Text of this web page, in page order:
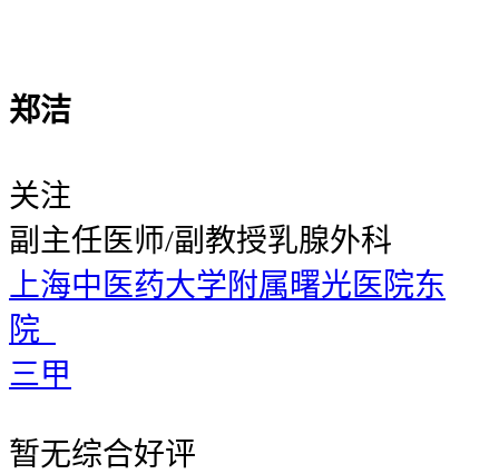
郑洁
关注
副主任医师/副教授乳腺外科
上海中医药大学附属曙光医院东
院
三甲
暂无综合好评